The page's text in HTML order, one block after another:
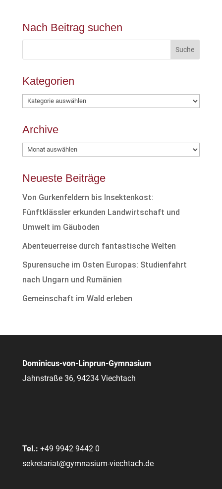
Nach Beitrag suchen
Kategorien
Kategorien
Archive
Archive
Neueste Beiträge
Von Gurkenfeldern bis Insektenkost:
Fünftklässler erkunden Landwirtschaft und
Umwelt im Gäuboden
Abenteuerreise durch fantastische Welten
Spurensuche im Osten Europas: Studienfahrt
nach Ungarn und Rumänien
Gemeinschaft im Wald erleben
Dominicus-von-Linprun-Gymnasium
Jahnstraße 36, 94234 Viechtach
Tel.: +49 9942 9442 0
sekretariat@gymnasium-viechtach.de